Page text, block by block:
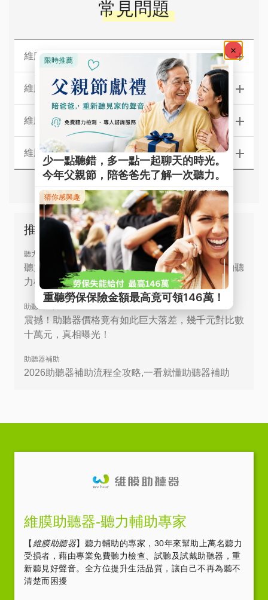
常見問題
維膜助聽器【台北】門市據點
維膜助聽器【新北】門市據點
維膜助聽器【中區】門市據點
維膜助聽器【南區】門市據點
推薦文章
聽力檢測
聽力檢查如何做？免費聽力測試哪裡找？線上預約聽
力檢查
助聽器選擇
震撼！助聽器價格竟有如此巨大落差，幾千元對比數
十萬元，真相曝光！
助聽器補助
2026助聽器補助流程全攻略,一看就懂助聽器補助
維膜助聽器-聽力輔助專家
【 維膜助聽器】聽力輔助的專家，30年來幫助上萬名聽力
受損者，藉由專業免費聽力檢查、試聽及試戴助聽器，重
新聽見好聲音。全方位提升生活品質，讓自己不再為聽不
清楚而困擾